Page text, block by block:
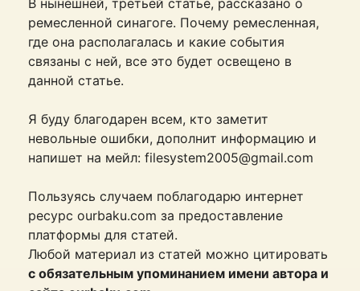
ремесленной синагоге. Почему ремесленная,
где она располагалась и какие события
связаны с ней, все это будет освещено в
данной статье.
Я буду благодарен всем, кто заметит
невольные ошибки, дополнит информацию и
напишет на мейл: filesystem2005@gmail.com
Пользуясь случаем поблагодарю интернет
ресурс ourbaku.com за предоставление
платформы для статей.
Любой материал из статей можно цитировать
с обязательным упоминанием имени автора и